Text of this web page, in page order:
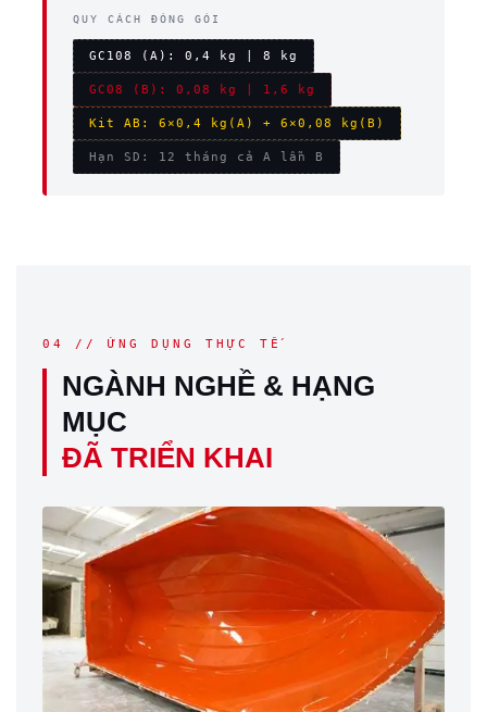
QUY CÁCH ĐÓNG GÓI
GC108 (A): 0,4 kg | 8 kg
GC08 (B): 0,08 kg | 1,6 kg
Kit AB: 6×0,4 kg(A) + 6×0,08 kg(B)
Hạn SD: 12 tháng cả A lẫn B
04 // ỨNG DỤNG THỰC TẾ
NGÀNH NGHỀ & HẠNG
MỤC
ĐÃ TRIỂN KHAI